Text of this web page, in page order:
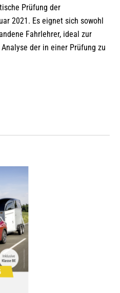
Prüfung der
2021. Es eignet sich sowohl
Fahrlehrer, ideal zur
der in einer Prüfung zu